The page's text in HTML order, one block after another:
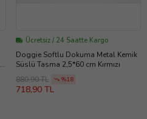
Ücretsiz / 24 Saatte Kargo
Doggie Softlu Dokuma Metal Kemik
Süslü Tasma 2,5*60 cm Kırmızı
880,90 TL
%18
718,90 TL